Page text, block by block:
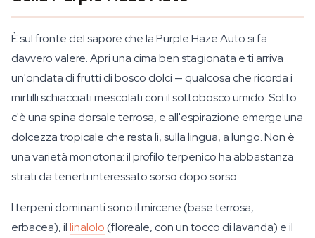
È sul fronte del sapore che la Purple Haze Auto si fa
davvero valere. Apri una cima ben stagionata e ti arriva
un'ondata di frutti di bosco dolci — qualcosa che ricorda i
mirtilli schiacciati mescolati con il sottobosco umido. Sotto
c'è una spina dorsale terrosa, e all'espirazione emerge una
dolcezza tropicale che resta lì, sulla lingua, a lungo. Non è
una varietà monotona: il profilo terpenico ha abbastanza
strati da tenerti interessato sorso dopo sorso.
I terpeni dominanti sono il mircene (base terrosa,
erbacea), illinalolo(floreale, con un tocco di lavanda) e il